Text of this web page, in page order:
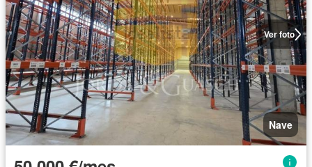
Ver foto
Nave